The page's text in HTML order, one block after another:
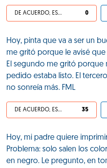
DE ACUERDO, ES UNA VIDA HP 0
Hoy, pinta que va a ser un
me gritó porque le avisé
El segundo me gritó porque
pedido estaba listo. El
no sonreía más. FML
DE ACUERDO, ES UNA VIDA HP 35
Hoy, mi padre quiere
Problema: solo salen los
en negro. Le pregunto, en